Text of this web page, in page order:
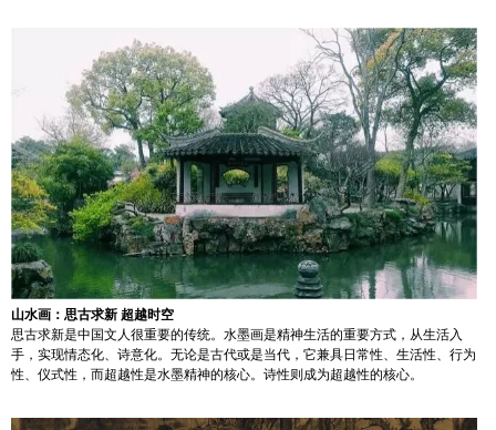
山水画：思古求新 超越时空
思古求新是中国文人很重要的传统。水墨画是精神生活的重要方式，从生活入
手，实现情态化、诗意化。无论是古代或是当代，它兼具日常性、生活性、行为
性、仪式性，而超越性是水墨精神的核心。诗性则成为超越性的核心。